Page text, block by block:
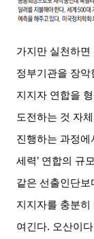
가지만 실천하면
정부기관을 장악
지지자 연합을
도전하는 것 자
진행하는 과정
세력’ 연합의 규
같은 선출인단보
지지자를 충분
여긴다. 오산이다